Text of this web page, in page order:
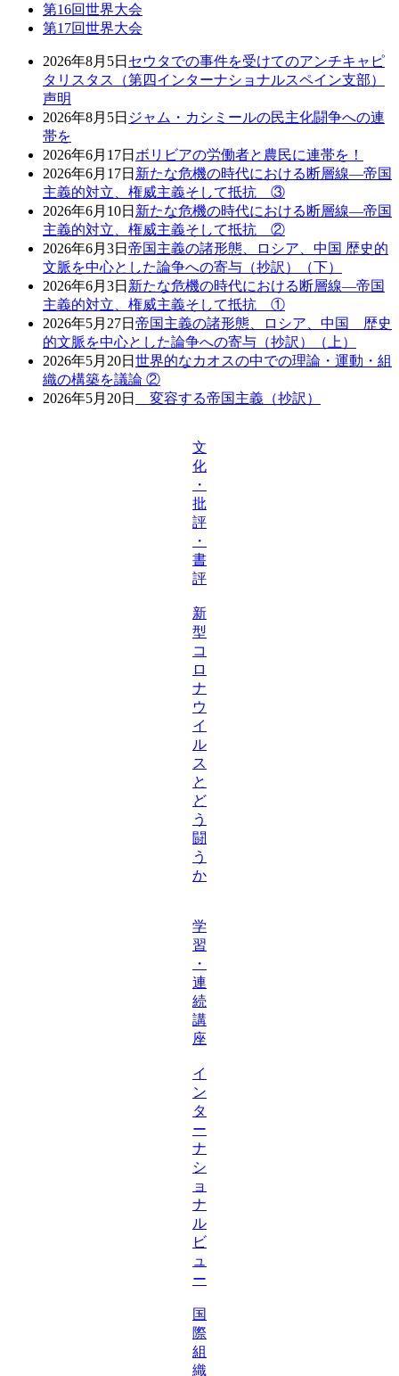
第16回世界大会
第17回世界大会
2026年8月5日 セウタでの事件を受けてのアンチキャピ
タリスタス（第四インターナショナルスペイン支部）
声明
2026年8月5日 ジャム・カシミールの民主化闘争への連
帯を
2026年6月17日 ボリビアの労働者と農民に連帯を！
2026年6月17日 新たな危機の時代における断層線―帝国
主義的対立、権威主義そして抵抗 ③
2026年6月10日 新たな危機の時代における断層線―帝国
主義的対立、権威主義そして抵抗 ②
2026年6月3日 帝国主義の諸形態、ロシア、中国 歴史的
文脈を中心とした論争への寄与（抄訳）（下）
2026年6月3日 新たな危機の時代における断層線―帝国
主義的対立、権威主義そして抵抗 ①
2026年5月27日 帝国主義の諸形態、ロシア、中国 歴史
的文脈を中心とした論争への寄与（抄訳）（上）
2026年5月20日 世界的なカオスの中での理論・運動・組
織の構築を議論 ②
2026年5月20日
変容する帝国主義（抄訳）
文
化
・
批
評
・
書
評
新
型
コ
ロ
ナ
ウ
イ
ル
ス
と
ど
う
闘
う
か
学
習
・
連
続
講
座
イ
ン
タ
ー
ナ
シ
ョ
ナ
ル
ビ
ュ
ー
国
際
組
織